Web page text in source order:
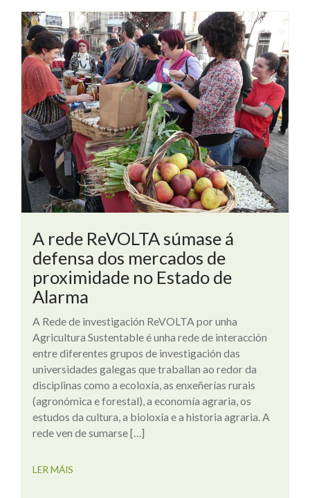
A rede ReVOLTA súmase á
defensa dos mercados de
proximidade no Estado de
Alarma
A Rede de investigación ReVOLTA por unha
Agricultura Sustentable é unha rede de interacción
entre diferentes grupos de investigación das
universidades galegas que traballan ao redor da
disciplinas como a ecoloxía, as enxeñerías rurais
(agronómica e forestal), a economía agraria, os
estudos da cultura, a bioloxía e a historia agraria. A
rede ven de sumarse […]
LER MÁIS